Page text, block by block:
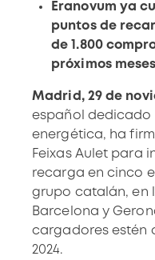
Eranovum ya
puntos de
de 1.800
próximos meses
Madrid, 29 de
español dedicado
energética, ha
Feixas Aulet para
recarga en cinco
grupo catalán, en
Barcelona y
cargadores estén
2024.